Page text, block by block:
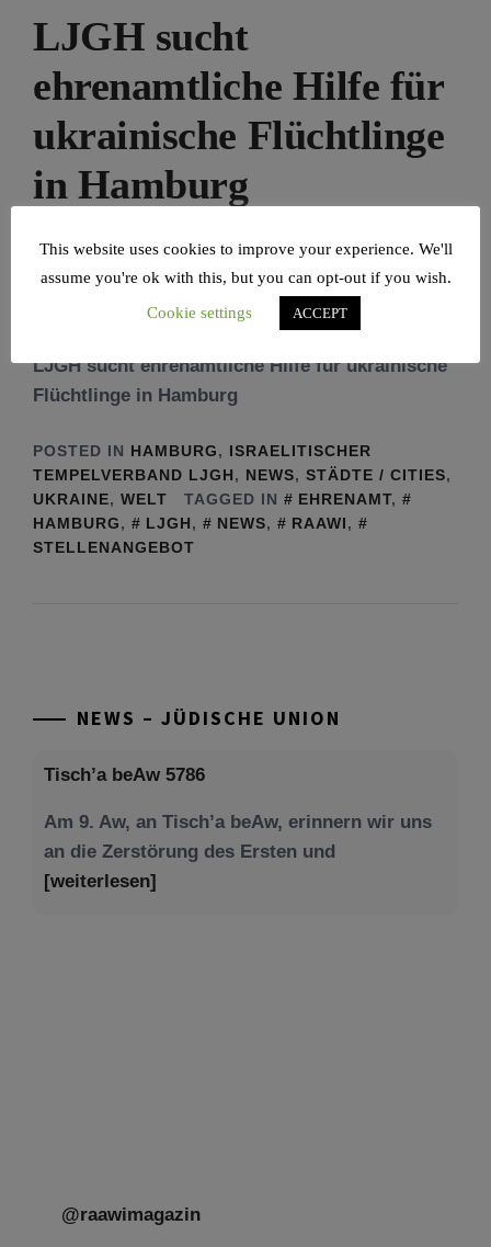
LJGH sucht
ehrenamtliche Hilfe für
ukrainische Flüchtlinge
in Hamburg
POSTED ON 20/08/2022 ARMIN LEVY
LJGH sucht ehrenamtliche Hilfe für ukrainische
Flüchtlinge in Hamburg
POSTED IN HAMBURG, ISRAELITISCHER
TEMPELVERBAND LJGH, NEWS, STÄDTE / CITIES,
UKRAINE, WELT TAGGED IN EHRENAMT,
HAMBURG, LJGH, NEWS, RAAWI,
STELLENANGEBOT
NEWS – JÜDISCHE UNION
Tisch’a beAw 5786
Am 9. Aw, an Tisch’a beAw, erinnern wir uns
an die Zerstörung des Ersten und
[weiterlesen]
@raawimagazin
This website uses cookies to improve your experience. We'll
assume you're ok with this, but you can opt-out if you wish.
Cookie settings
ACCEPT